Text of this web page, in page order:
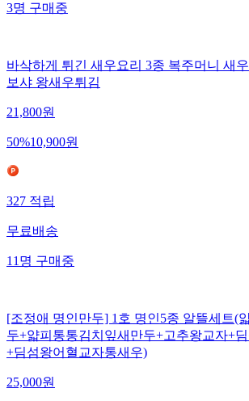
3명 구매중
바삭하게 튀긴 새우요리 3종 복주머니 새
보샤 왕새우튀김
21,800원
50%10,900원
327 적립
무료배송
11 명 구매중
[조정애 명인만두] 1호 명인5종 알뜰세트(
두+얇피통통김치잎새만두+고추왕교자+
+딤섬왕어혈교자통새우)
25,000원